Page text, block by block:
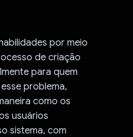
por meio
de criação
para quem
problema,
como os
usuários
sistema, com